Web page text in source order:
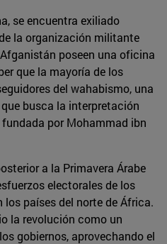
se encuentra exiliado
la organización militante
poseen una oficina
que la mayoría de los
del wahabismo, una
busca la interpretación
por Mohammad ibn
a la Primavera Árabe
electorales de los
los países del norte de África.
la revolución como un
gobiernos, aprovechando el